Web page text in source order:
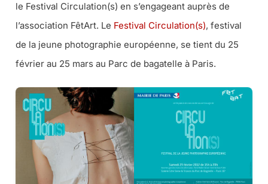
le Festival Circulation(s) en s’engageant auprès de
l’association FêtArt. Le Festival Circulation(s), festival
de la jeune photographie européenne, se tient du 25
février au 25 mars au Parc de bagatelle à Paris.